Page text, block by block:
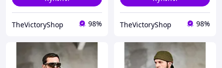
TheVictoryShop 98% TheVictoryShop 98%